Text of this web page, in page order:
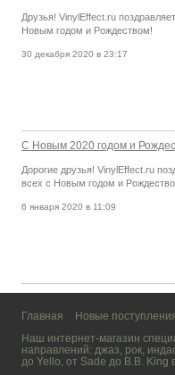
Друзья! VinylEffect.ru
Новым годом и Рождеством!
30 декабря 2020 в 23:17
С Новым 2020 годом и
Дорогие друзья! VinylEffect.ru
всех с Новым годом и
6 января 2020 в 11:09
Главная Новые
Наш интернет-магазин
направлений: джаз, рок,
до Yello, от Sade до B.B. King